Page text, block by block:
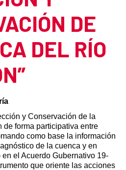
DE
DEL RÍO
y Conservación de la
forma participativa entre
como base la información
de la cuenca y en
el Acuerdo Gubernativo 19-
que oriente las acciones